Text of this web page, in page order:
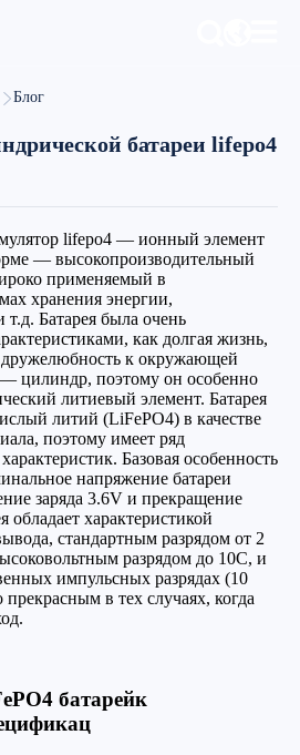
Блог
батареи lifepo4
lifepo4 — ионный элемент
— высокопроизводительный
применяемый в
хранения энергии,
т.д. Батарея была очень
как долгая жизнь,
дружелюбность к окружающей
цилиндр, поэтому он особенно
литиевый элемент. Батарея
литий (LiFePO4) в качестве
поэтому имеет ряд
Базовая особенность
напряжение батареи
заряда 3.6V и прекращение
обладает характеристикой
стандартным разрядом от 2
разрядом до 10C, и
импульсных разрядах (10
прекрасным в тех случаях, когда
батарейк